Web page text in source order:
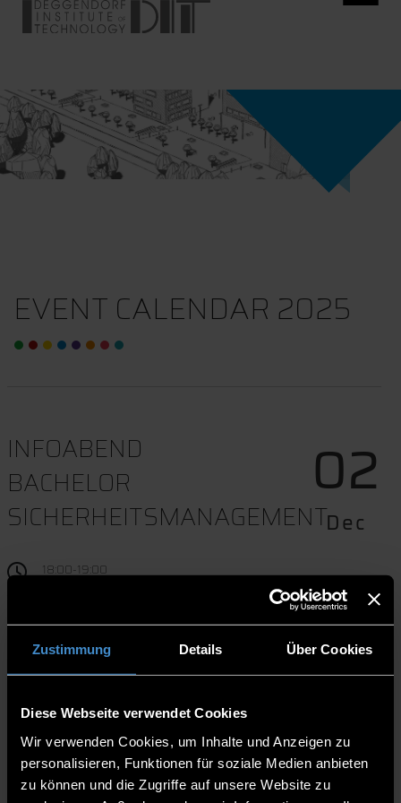
Zustimmung Details Über Cookies
Diese Webseite verwendet Cookies
Wir verwenden Cookies, um Inhalte und Anzeigen zu
personalisieren, Funktionen für soziale Medien anbieten
zu können und die Zugriffe auf unsere Website zu
EVENT CALENDAR 2025
INFOABEND
BACHELOR
SICHERHEITSMANAGEMENT
18:00-19:00
Download to event calender
Website
02
Dec
ermöglicht das Weiterbildungsstudium im
Bachelorstudiengang Sicherheitsmanagement.
Der Studiengang richtet sich an Personen, die in der